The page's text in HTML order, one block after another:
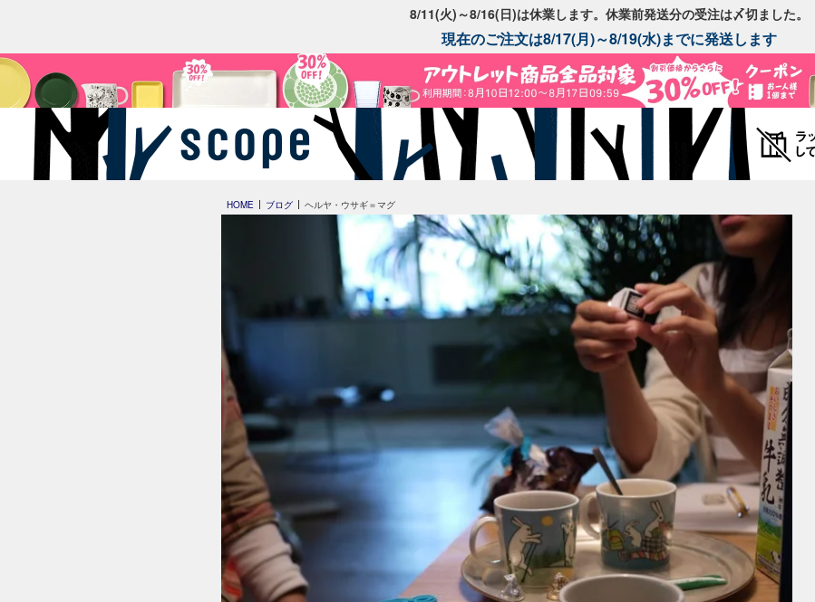
8/11(火)～8/16(日)は休業します。休業前発送分の受注は〆切ました。
現在のご注文は8/17(月)～8/19(水)までに発送します
HOME ブログ ヘルヤ・ウサギ＝マグ